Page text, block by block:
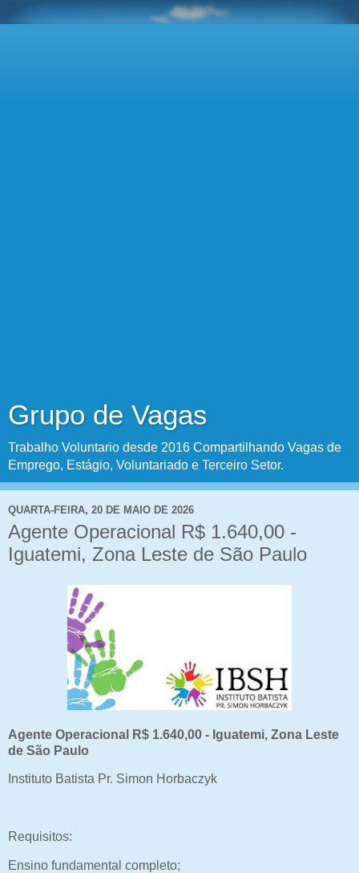
Grupo de Vagas
Trabalho Voluntario desde 2016 Compartilhando Vagas de
Emprego, Estágio, Voluntariado e Terceiro Setor.
QUARTA-FEIRA, 20 DE MAIO DE 2026
Agente Operacional R$ 1.640,00 -
Iguatemi, Zona Leste de São Paulo
Agente Operacional R$ 1.640,00 - Iguatemi, Zona Leste
de São Paulo
Instituto Batista Pr. Simon Horbaczyk
Requisitos:
Ensino fundamental completo;